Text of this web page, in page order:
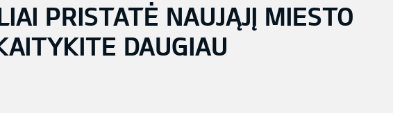
PRISTATĖ NAUJĄJĮ MIESTO
DAUGIAU